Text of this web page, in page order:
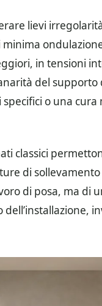
lievi
in tensioni
del supporto
o una
classici
di
di posa, ma di